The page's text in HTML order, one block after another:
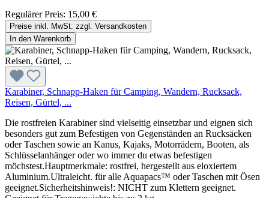
Regulärer Preis: 15,00 €
Preise inkl. MwSt. zzgl. Versandkosten
In den Warenkorb
Karabiner, Schnapp-Haken für Camping, Wandern, Rucksack,
Reisen, Gürtel, ...
Die rostfreien Karabiner sind vielseitig einsetzbar und eignen sich
besonders gut zum Befestigen von Gegenständen an Rucksäcken
oder Taschen sowie an Kanus, Kajaks, Motorrädern, Booten, als
Schlüsselanhänger oder wo immer du etwas befestigen
möchstest.Hauptmerkmale: rostfrei, hergestellt aus eloxiertem
Aluminium.Ultraleicht. für alle Aquapacs™ oder Taschen mit Ösen
geeignet.Sicherheitshinweis!: NICHT zum Klettern geeignet.